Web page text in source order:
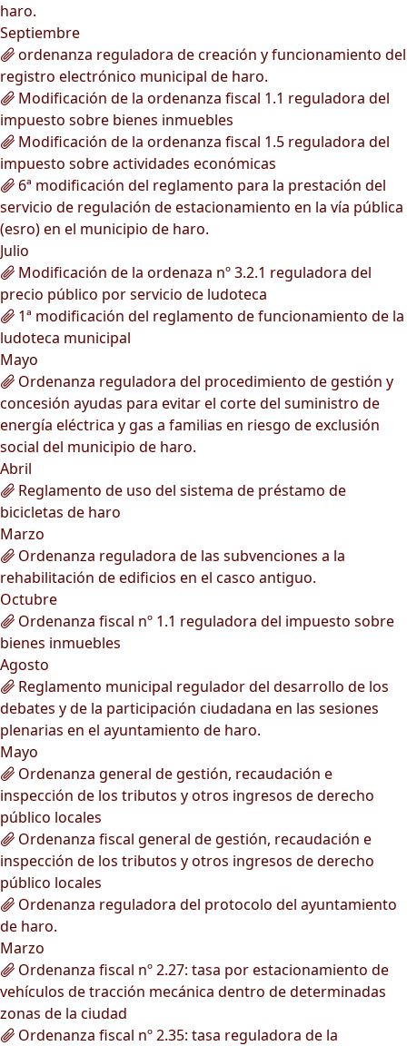
haro.
Septiembre
ordenanza reguladora de creación y funcionamiento del
registro electrónico municipal de haro.
Modificación de la ordenanza fiscal 1.1 reguladora del
impuesto sobre bienes inmuebles
Modificación de la ordenanza fiscal 1.5 reguladora del
impuesto sobre actividades económicas
6ª modificación del reglamento para la prestación del
servicio de regulación de estacionamiento en la vía pública
(esro) en el municipio de haro.
Julio
Modificación de la ordenaza nº 3.2.1 reguladora del
precio público por servicio de ludoteca
1ª modificación del reglamento de funcionamiento de la
ludoteca municipal
Mayo
Ordenanza reguladora del procedimiento de gestión y
concesión ayudas para evitar el corte del suministro de
energía eléctrica y gas a familias en riesgo de exclusión
social del municipio de haro.
Abril
Reglamento de uso del sistema de préstamo de
bicicletas de haro
Marzo
Ordenanza reguladora de las subvenciones a la
rehabilitación de edificios en el casco antiguo.
Octubre
Ordenanza fiscal nº 1.1 reguladora del impuesto sobre
bienes inmuebles
Agosto
Reglamento municipal regulador del desarrollo de los
debates y de la participación ciudadana en las sesiones
plenarias en el ayuntamiento de haro.
Mayo
Ordenanza general de gestión, recaudación e
inspección de los tributos y otros ingresos de derecho
público locales
Ordenanza fiscal general de gestión, recaudación e
inspección de los tributos y otros ingresos de derecho
público locales
Ordenanza reguladora del protocolo del ayuntamiento
de haro.
Marzo
Ordenanza fiscal nº 2.27: tasa por estacionamiento de
vehículos de tracción mecánica dentro de determinadas
zonas de la ciudad
Ordenanza fiscal nº 2.35: tasa reguladora de la